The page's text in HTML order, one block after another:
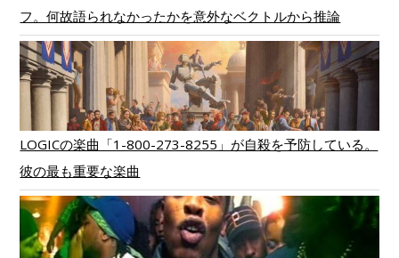
フ。何故語られなかったかを意外なベクトルから推論
LOGICの楽曲「1-800-273-8255」が自殺を予防している。
彼の最も重要な楽曲